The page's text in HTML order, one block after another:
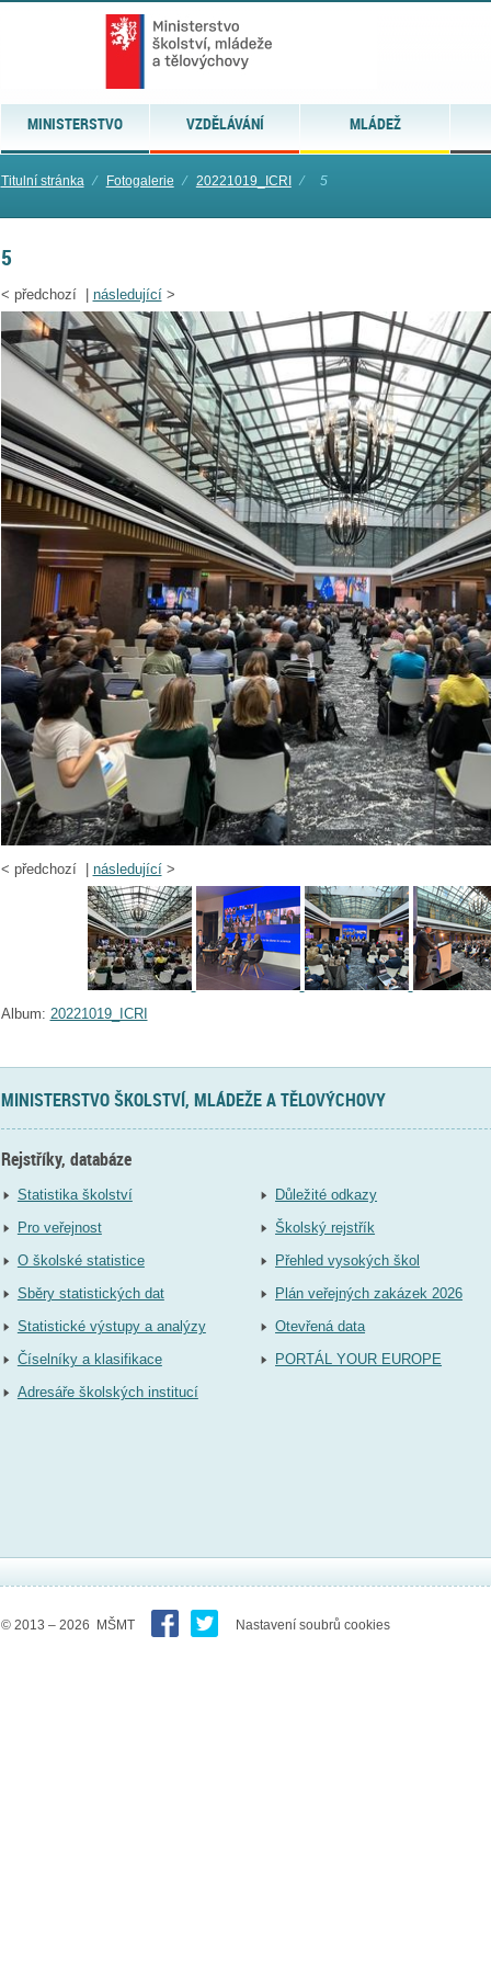
MINISTERSTVO VZDĚLÁVÁNÍ MLÁDEŽ
Titulní stránka ⁄ Fotogalerie ⁄ 20221019_ICRI ⁄ 5
5
< předchozí | následující>
< předchozí | následující>
Album: 20221019_ICRI
MINISTERSTVO ŠKOLSTVÍ, MLÁDEŽE A TĚLOVÝCHOVY
Rejstříky, databáze
Statistika školství
Pro veřejnost
O školské statistice
Sběry statistických dat
Statistické výstupy a analýzy
Číselníky a klasifikace
Adresáře školských institucí
Důležité odkazy
Školský rejstřík
Přehled vysokých škol
Plán veřejných zakázek 2026
Otevřená data
PORTÁL YOUR EUROPE
© 2013 – 2026 MŠMT Nastavení soubrů cookies